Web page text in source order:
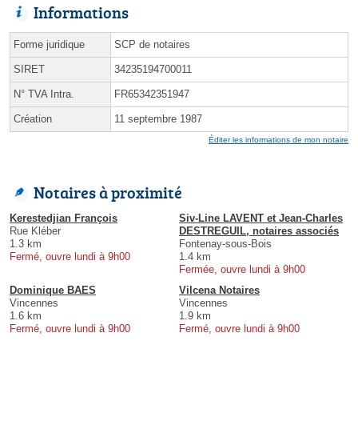
Informations
Forme juridique SCP de notaires
SIRET 34235194700011
N° TVA Intra. FR65342351947
Création 11 septembre 1987
Éditer les informations de mon notaire
Notaires à proximité
Kerestedjian François
Rue Kléber
1.3 km
Fermé, ouvre lundi à 9h00
Siv-Line LAVENT et Jean-Charles
DESTREGUIL, notaires associés
Fontenay-sous-Bois
1.4 km
Fermée, ouvre lundi à 9h00
Dominique BAES
Vincennes
1.6 km
Fermé, ouvre lundi à 9h00
Vilcena Notaires
Vincennes
1.9 km
Fermé, ouvre lundi à 9h00